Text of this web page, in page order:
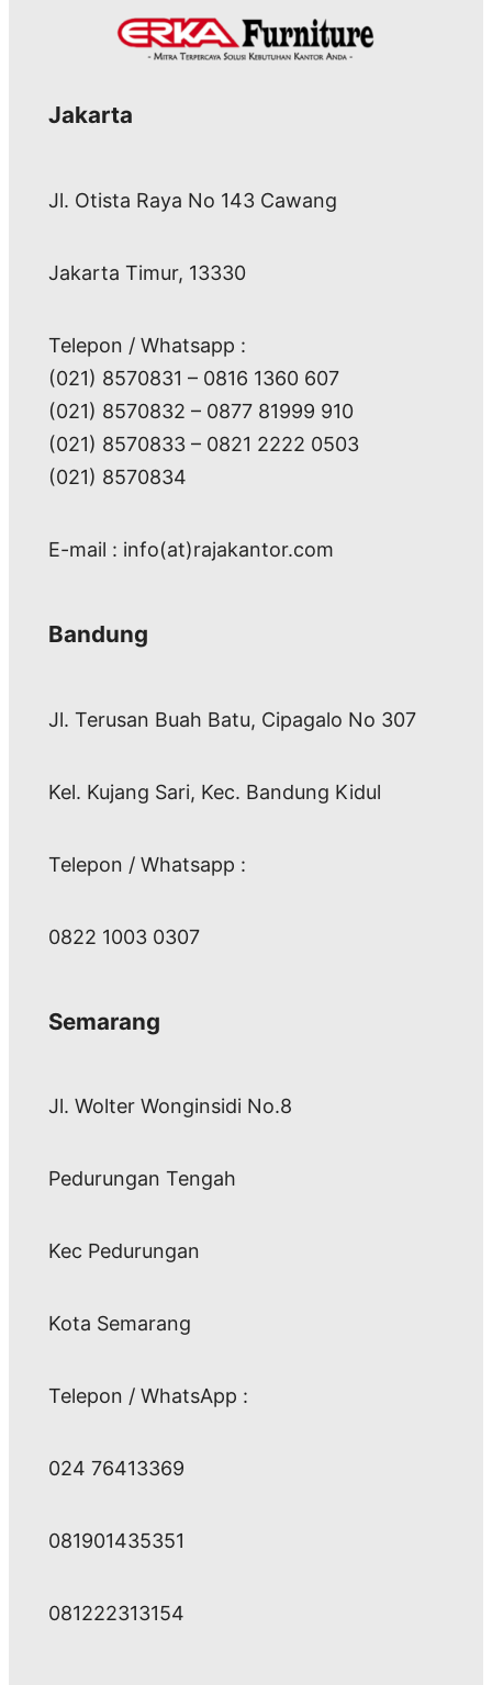
Jakarta
Jl. Otista Raya No 143 Cawang
Jakarta Timur, 13330
Telepon / Whatsapp :
(021) 8570831 – 0816 1360 607
(021) 8570832 – 0877 81999 910
(021) 8570833 – 0821 2222 0503
(021) 8570834
E-mail : info(at)rajakantor.com
Bandung
Jl. Terusan Buah Batu, Cipagalo No 307
Kel. Kujang Sari, Kec. Bandung Kidul
Telepon / Whatsapp :
0822 1003 0307
Semarang
Jl. Wolter Wonginsidi No.8
Pedurungan Tengah
Kec Pedurungan
Kota Semarang
Telepon / WhatsApp :
024 76413369
081901435351
081222313154